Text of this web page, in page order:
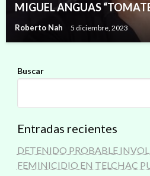
MIGUEL ANGUAS
Roberto Nah 5 diciembre, 2023
Buscar
Entradas recientes
DETENIDO PROBABLE
FEMINICIDIO EN TELCHAC